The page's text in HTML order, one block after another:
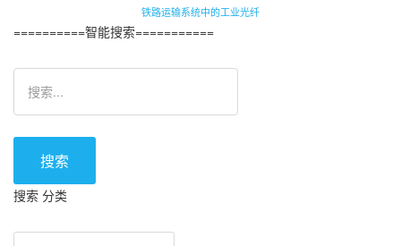
铁路运输系统中的工业光纤
==========智能搜索===========
搜索
搜索 分类